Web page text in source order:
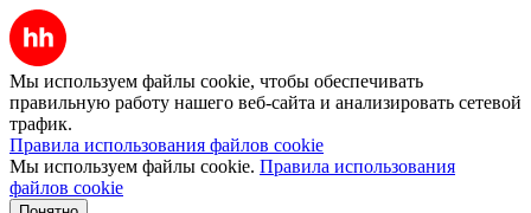
Мы используем файлы cookie, чтобы обеспечивать
правильную работу нашего веб-сайта и анализировать сетевой
трафик.
Правила использования файлов cookie
Мы используем файлы cookie. Правила использования
файлов cookie